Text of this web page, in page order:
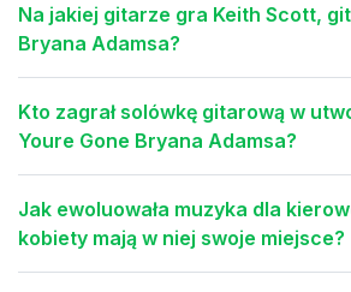
Na jakiej gitarze gra Keith Scott,
Bryana Adamsa?
Kto zagrał solówkę gitarową w
Youre Gone Bryana Adamsa?
Jak ewoluowała muzyka dla
kobiety mają w niej swoje miejsce?